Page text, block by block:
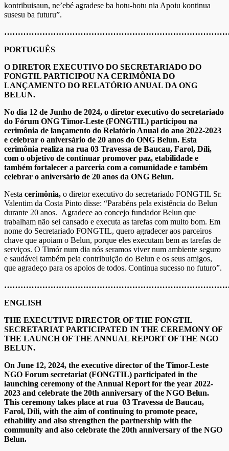
kontribuisaun, ne’ebé agradese ba hotu-hotu nia Apoiu kontinua
susesu ba futuru”.
PORTUGUÊS
O DIRETOR EXECUTIVO DO SECRETARIADO DO
FONGTIL PARTICIPOU NACERIMÔNIADO
LANÇAMENTO DO RELATÓRIO ANUAL DA ONG
BELUN.
No dia 12 de Junho de 2024, o diretor executivo do secretariado
do Fórum ONG Timor-Leste (FONGTIL) participou na
cerimônia de lançamento do Relatório Anual do ano 2022-2023
e celebrar o aniversário de 20 anos do ONG Belun. Esta
cerimônia realiza na rua 03 Travessa de Baucau, Farol, Díli,
com o objetivo de continuar promover paz, etabilidade e
também fortalecer a parceria com a comunidade e também
celebrar o aniversário de 20 anos da ONG Belun.
Nesta cerimônia, o diretor executivo do secretariado FONGTIL Sr.
Valentim da Costa Pinto disse: “Parabéns pela existência do Belun
durante 20 anos. Agradece ao concejo fundador Belun que
trabalham não sei cansado e executa as tarefas com muito bom. Em
nome do Secretariado FONGTIL, quero agradecer aos parceiros
chave que apoiam o Belun, porque eles executam bem as tarefas de
serviços. O Timór num dia nós seramos viver num ambiente seguro
e saudável também pela contribuição do Belun e os seus amigos,
que agradeço para os apoios de todos. Continua sucesso no futuro”.
ENGLISH
THE EXECUTIVE DIRECTOR OF THE FONGTIL
SECRETARIAT PARTICIPATED IN THE CEREMONY OF
THE LAUNCH OF THE ANNUAL REPORT OF THE NGO
BELUN.
On June 12, 2024, the executive director of the Timor-Leste
NGO Forum secretariat (FONGTIL) participated in the
launching ceremony of the Annual Report for the year 2022-
2023 and celebrate the 20th anniversary of the NGO Belun.
This ceremony takes place at rua 03 Travessa de Baucau,
Farol, Dili, with the aim of continuing to promote peace,
ethability and also strengthen the partnership with the
community and also celebrate the 20th anniversary of the NGO
Belun.